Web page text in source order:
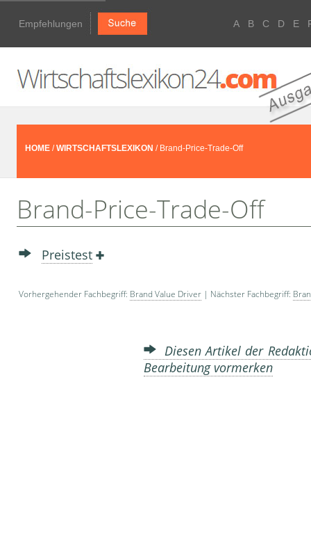
Empfehlungen A B C D E
HOME /WIRTSCHAFTSLEXIKON / Brand-Price-Trade-Off
Brand-Price-Trade-Off
Preistest
Vorhergehender Fachbegriff: Brand Value Driver | Nächster Fachbegriff:
Diesen Artikel der
Bearbeitung vormerken